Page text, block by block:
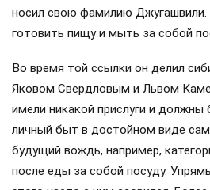
носил свою фамилию Джугашвили.
готовить пищу и мыть за собой
Во время той ссылки он делил
Яковом Свердловым и Львом
имели никакой прислуги и
личный быт в достойном виде
будущий вождь, например,
после еды за собой посуду.